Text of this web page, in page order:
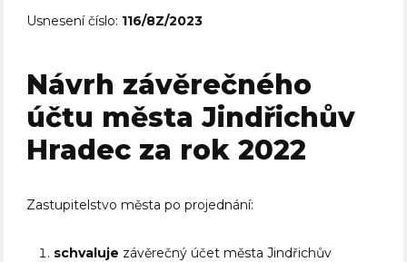
Usnesení číslo: 116/8Z/2023
Návrh závěrečného
účtu města Jindřichův
Hradec za rok 2022
Zastupitelstvo města po projednání:
schvaluje závěrečný účet města Jindřichův